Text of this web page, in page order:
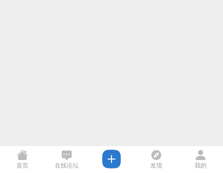
首页 在线论坛 发现 我的